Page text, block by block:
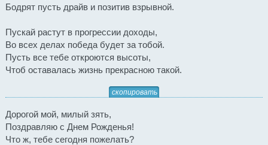
Бодрят пусть драйв и позитив взрывной.
Пускай растут в прогрессии доходы,
Во всех делах победа будет за тобой.
Пусть все тебе откроются высоты,
Чтоб оставалась жизнь прекрасною такой.
скопировать
Дорогой мой, милый зять,
Поздравляю с Днем Рожденья!
Что ж, тебе сегодня пожелать?